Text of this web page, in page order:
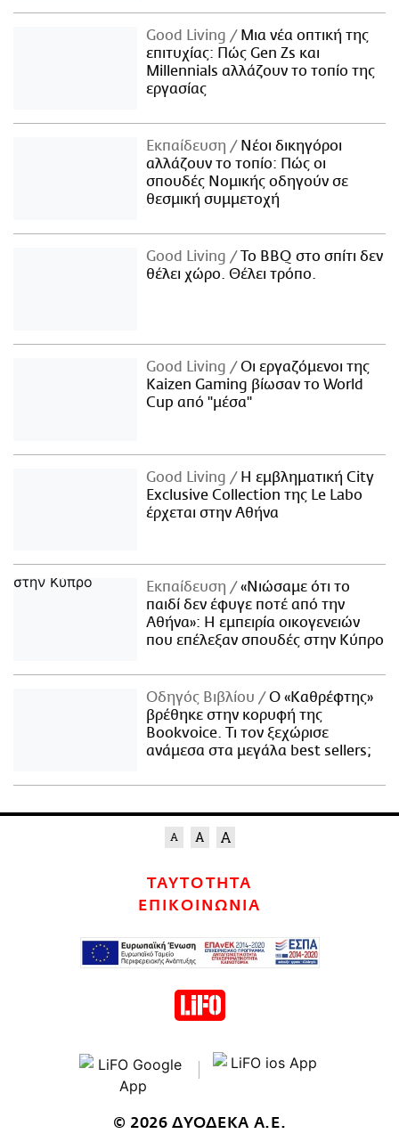
Good Living
Μια νέα οπτική της
επιτυχίας: Πώς Gen Zs και
Millennials αλλάζουν το τοπίο της
εργασίας
Εκπαίδευση
Νέοι δικηγόροι
αλλάζουν το τοπίο: Πώς οι
σπουδές Νομικής οδηγούν σε
θεσμική συμμετοχή
Good Living
Το BBQ στο σπίτι δεν
θέλει χώρο. Θέλει τρόπο.
Good Living
Οι εργαζόμενοι της
Kaizen Gaming βίωσαν το World
Cup από "μέσα"
Good Living
Η εμβληματική City
Exclusive Collection της Le Labo
έρχεται στην Αθήνα
Εκπαίδευση
«Νιώσαμε ότι το
παιδί δεν έφυγε ποτέ από την
Αθήνα»: Η εμπειρία οικογενειών
που επέλεξαν σπουδές στην Κύπρο
Οδηγός Βιβλίου
Ο «Καθρέφτης»
βρέθηκε στην κορυφή της
Bookvoice. Τι τον ξεχώρισε
ανάμεσα στα μεγάλα best sellers;
ΤΑΥΤΟΤΗΤΑ
ΕΠΙΚΟΙΝΩΝΙΑ
© 2026 ΔΥΟΔΕΚΑ Α.Ε.